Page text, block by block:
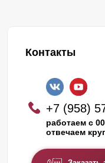
Контакты
+7 (958)
работаем с
отвечаем